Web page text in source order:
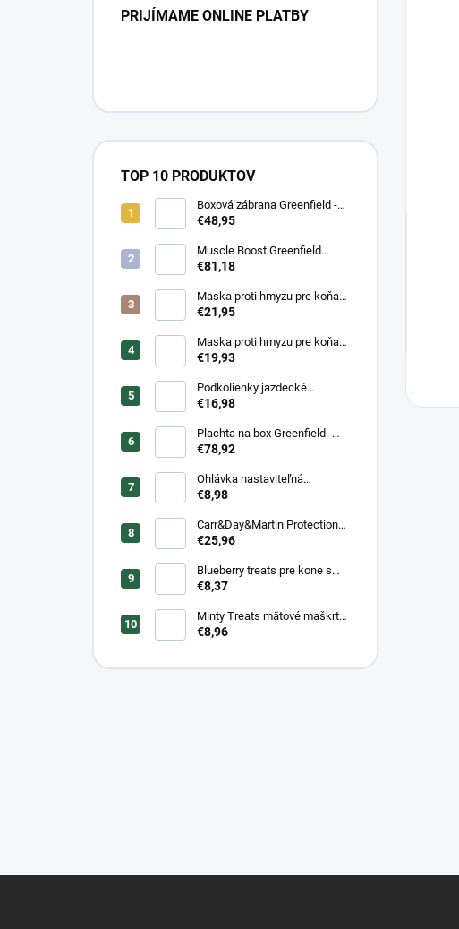
PRIJÍMAME ONLINE PLATBY
TOP 10 PRODUKTOV
Boxová zábrana Greenfield -
modrá/modrá -
€48,95
Muscle Boost Greenfield
Equine 1,5 kg – DUO PACK
€81,18
Maska proti hmyzu pre koňa
strečová Waldhausen s
€21,95
Maska proti hmyzu pre koňa
strečová Waldhausen
€19,93
Podkolienky jazdecké
Makebe Pro Rider
€16,98
Plachta na box Greenfield -
modrá/modrá -
€78,92
Ohlávka nastaviteľná
Greenfield pre žriebätá
€8,98
Carr&Day&Martin Protection
Plus, balenie 500ml
€25,96
Blueberry treats pre kone s
čučoriedkou a banánom 1 kg
€8,37
Minty Treats mätové maškrty
1 kg
€8,96